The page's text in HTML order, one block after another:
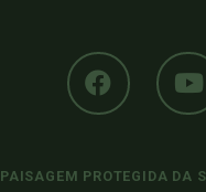
PAISAGEM PROTEGIDA DA